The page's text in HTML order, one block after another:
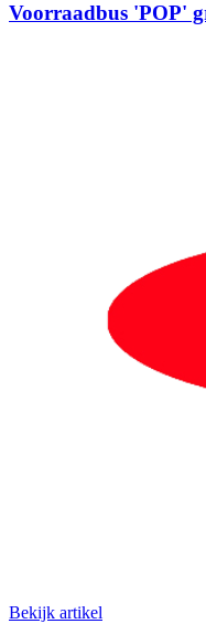
Voorraadbus 'POP'
Bekijk artikel